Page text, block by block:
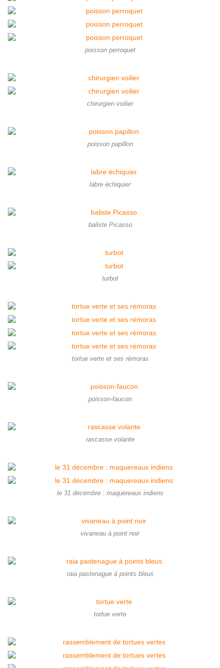
poisson perroquet
chirurgien voilier
poisson papillon
labre échiquier
baliste Picasso
turbot
tortue verte et ses rémoras
poisson-faucon
rascasse volante
le 31 décembre : maquereaux indiens
vivaneau à point noir
raia pastenague à points bleus
tortue verte